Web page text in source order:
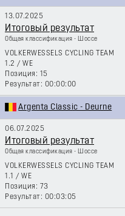
13.07.2025
Итоговый результат
Общая классификация - Шоссе
VOLKERWESSELS CYCLING TEAM
1.2 / WE
15
00:00:00
Argenta Classic - Deurne
06.07.2025
Итоговый результат
Общая классификация - Шоссе
VOLKERWESSELS CYCLING TEAM
1.1 / WE
73
00:03:05